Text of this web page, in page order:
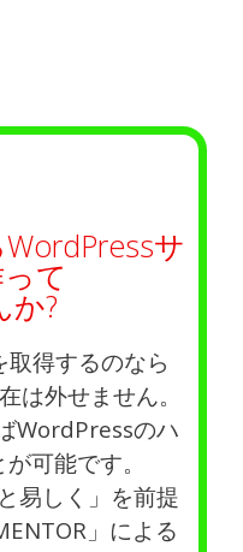
サ
て
か?
得するのなら
は外せません。
WordPressのハ
可能です。
易しく」を前提
」による